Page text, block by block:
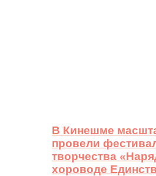
В Кинешме
провели
творчества
хороводе